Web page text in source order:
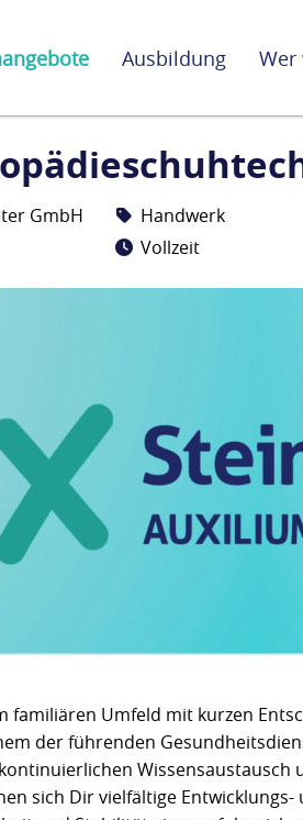
Ausbildung Wer
GmbH
Handwerk
Vollzeit
familiären Umfeld mit kurzen
der führenden
Wissensaustausch
sich Dir vielfältige